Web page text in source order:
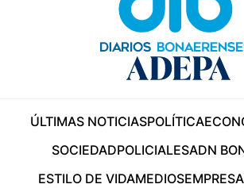
ÚLTIMAS NOTICIASPOLÍTICA
SOCIEDADPOLICIALESADN
ESTILO DE VIDAMEDIOS